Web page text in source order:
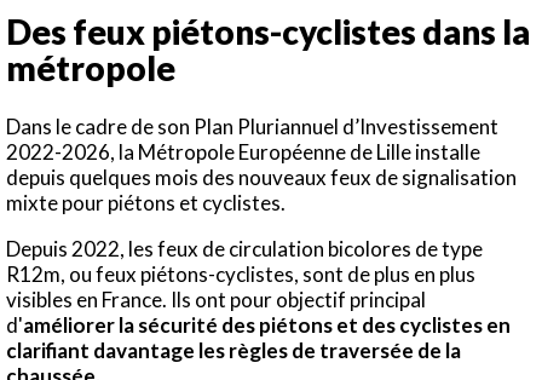
Des feux piétons-cyclistes dans la
métropole
Dans le cadre de son Plan Pluriannuel d’Investissement
2022-2026, la Métropole Européenne de Lille installe
depuis quelques mois des nouveaux feux de signalisation
mixte pour piétons et cyclistes.
Depuis 2022, les feux de circulation bicolores de type
R12m, ou feux piétons-cyclistes, sont de plus en plus
visibles en France. Ils ont pour objectif principal
d'améliorer la sécurité des piétons et des cyclistes en
clarifiant davantage les règles de traversée de la